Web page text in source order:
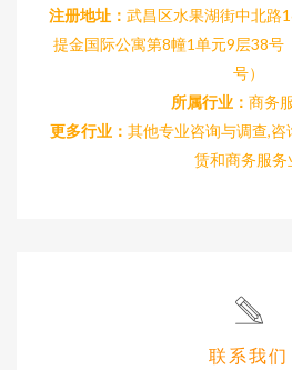
注册地址： 武昌区水果湖街中北路
提金国际公寓第8幢1单元9层38号
号）
所属行业： 商务
更多行业： 其他专业咨询与调查,咨
赁和商务服务
联系我们